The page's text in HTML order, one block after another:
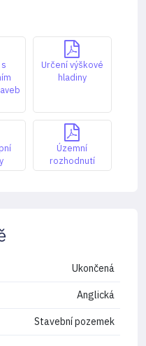
Určení výškové
hladiny
Územní
rozhodnutí
Ukončená
Anglická
Stavební pozemek